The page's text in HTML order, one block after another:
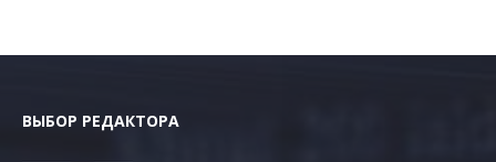
ВЫБОР РЕДАКТОРА